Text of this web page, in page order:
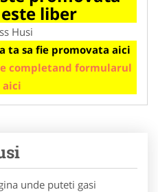
liber
Husi
ta sa fie promovata aici
completand formularul
aici
unde puteti gasi